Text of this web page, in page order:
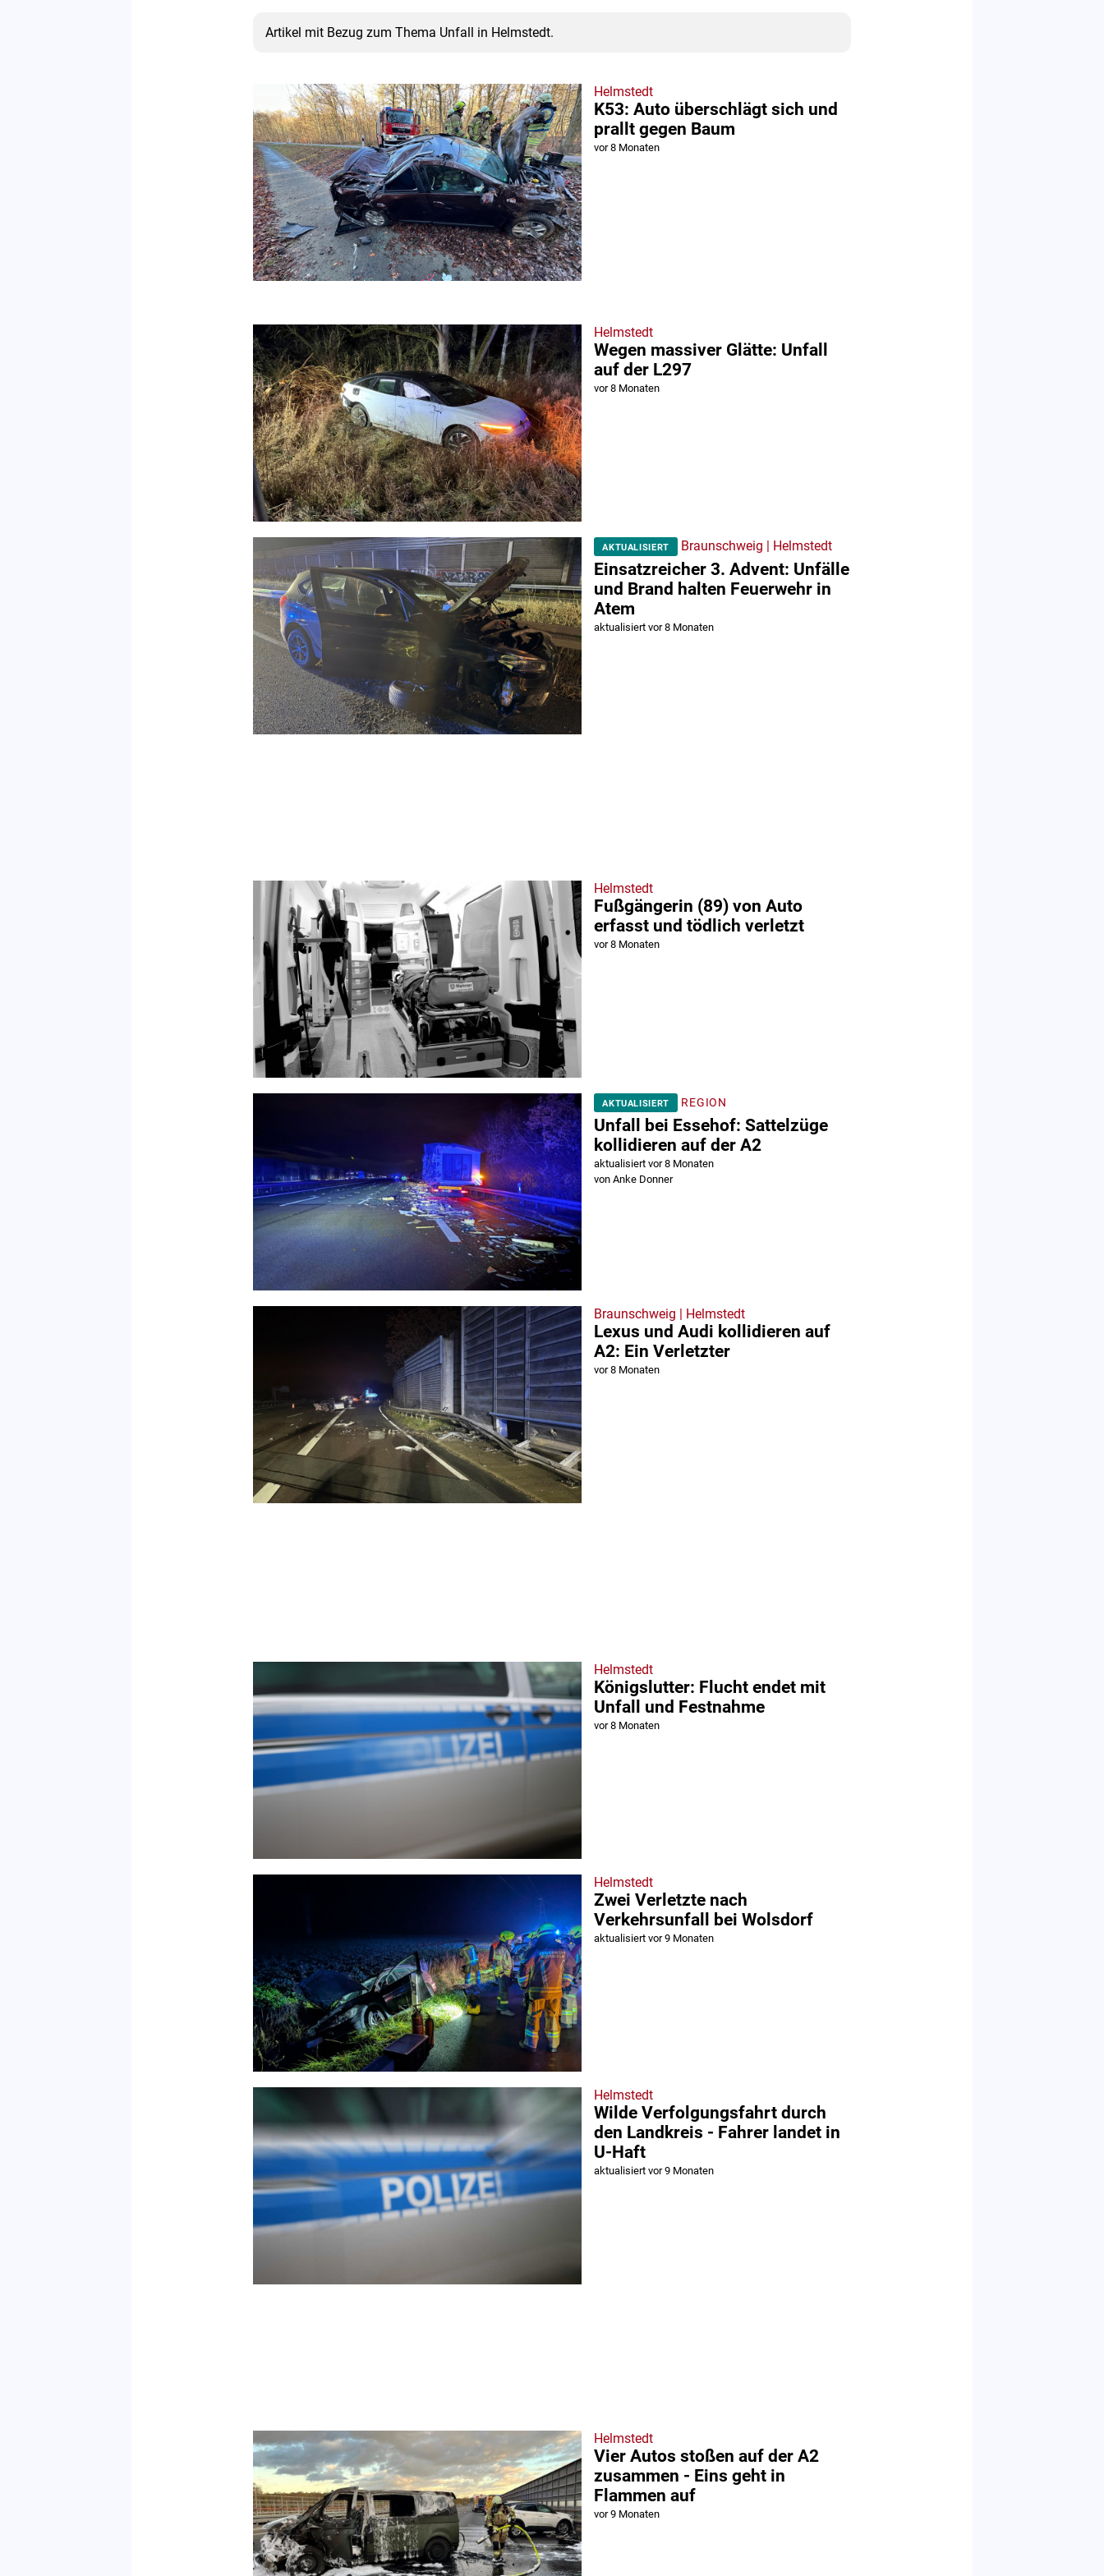
Artikel mit Bezug zum Thema Unfall in Helmstedt.
Helmstedt
K53: Auto überschlägt sich und
prallt gegen Baum
vor 8 Monaten
Helmstedt
Wegen massiver Glätte: Unfall
auf der L297
vor 8 Monaten
AKTUALISIERT Braunschweig | Helmstedt
Einsatzreicher 3. Advent: Unfälle
und Brand halten Feuerwehr in
Atem
aktualisiert vor 8 Monaten
Helmstedt
Fußgängerin (89) von Auto
erfasst und tödlich verletzt
vor 8 Monaten
AKTUALISIERT REGION
Unfall bei Essehof: Sattelzüge
kollidieren auf der A2
aktualisiert vor 8 Monaten
von Anke Donner
Braunschweig | Helmstedt
Lexus und Audi kollidieren auf
A2: Ein Verletzter
vor 8 Monaten
Helmstedt
Königslutter: Flucht endet mit
Unfall und Festnahme
vor 8 Monaten
Helmstedt
Zwei Verletzte nach
Verkehrsunfall bei Wolsdorf
aktualisiert vor 9 Monaten
Helmstedt
Wilde Verfolgungsfahrt durch
den Landkreis - Fahrer landet in
U-Haft
aktualisiert vor 9 Monaten
Helmstedt
Vier Autos stoßen auf der A2
zusammen - Eins geht in
Flammen auf
vor 9 Monaten